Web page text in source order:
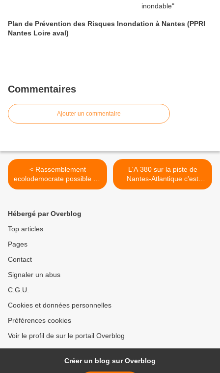
Plan de Prévention des Risques Inondation à Nantes (PPRI
Nantes Loire aval)
Commentaires
Ajouter un commentaire
< Rassemblement
ecolodemocrate possible ou
pas ?
L'A 380 sur la piste de
Nantes-Atlantique c'est
possible >
Hébergé par Overblog
Top articles
Pages
Contact
Signaler un abus
C.G.U.
Cookies et données personnelles
Préférences cookies
Voir le profil de sur le portail Overblog
Créer un blog sur Overblog